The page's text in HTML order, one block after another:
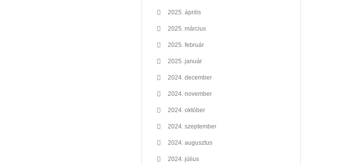
2025. április
2025. március
2025. február
2025. január
2024. december
2024. november
2024. október
2024. szeptember
2024. augusztus
2024. július